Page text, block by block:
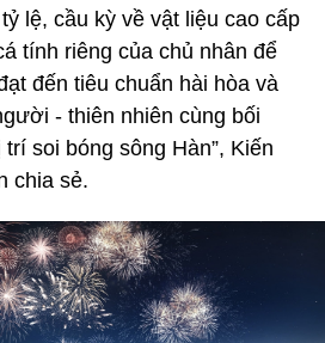
lệ, cầu kỳ về vật liệu cao cấp
tính riêng của chủ nhân để
đến tiêu chuẩn hài hòa và
- thiên nhiên cùng bối
soi bóng sông Hàn”, Kiến
chia sẻ.